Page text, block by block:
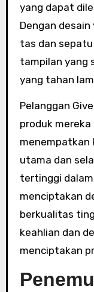
yang dapat
Dengan
tas dan
tampilan yang
yang tahan
Pelanggan
produk
menempatkan
utama dan
tertinggi
menciptakan
berkualitas
keahlian dan
menciptakan